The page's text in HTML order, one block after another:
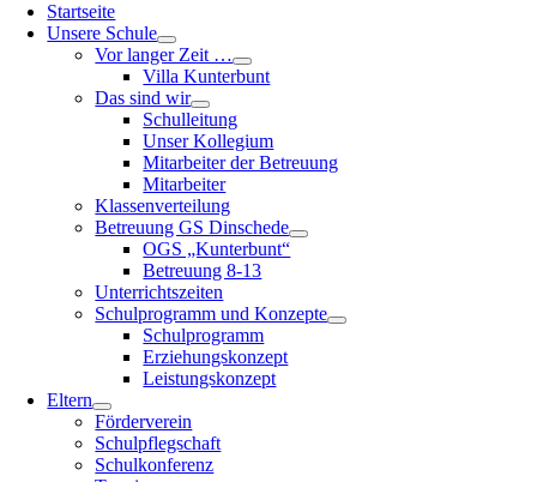
Startseite
Unsere Schule
Vor langer Zeit …
Villa Kunterbunt
Das sind wir
Schulleitung
Unser Kollegium
Mitarbeiter der Betreuung
Mitarbeiter
Klassenverteilung
Betreuung GS Dinschede
OGS „Kunterbunt“
Betreuung 8-13
Unterrichtszeiten
Schulprogramm und Konzepte
Schulprogramm
Erziehungskonzept
Leistungskonzept
Eltern
Förderverein
Schulpflegschaft
Schulkonferenz